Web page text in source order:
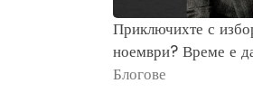
Приключихте с
ноември? Време е
Блогове